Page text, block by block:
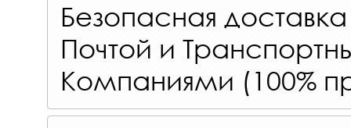
Безопасная
Почтой и
Компаниями (100%